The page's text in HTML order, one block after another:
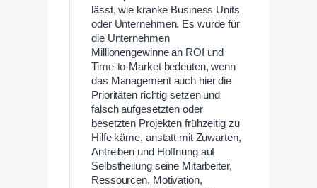
lässt, wie kranke Business Units
oder Unternehmen. Es würde für
die Unternehmen
Millionengewinne an ROI und
Time-to-Market bedeuten, wenn
das Management auch hier die
Prioritäten richtig setzen und
falsch aufgesetzten oder
besetzten Projekten frühzeitig zu
Hilfe käme, anstatt mit Zuwarten,
Antreiben und Hoffnung auf
Selbstheilung seine Mitarbeiter,
Ressourcen, Motivation,